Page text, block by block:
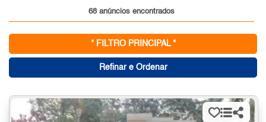
68 anúncios encontrados
* FILTRO PRINCIPAL *
Refinar e Ordenar